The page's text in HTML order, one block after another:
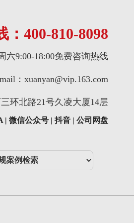
：400-810-8098
六9:00-18:00免费咨询热线
： xuanyan@vip.163.com
环北路21号久凌大厦14层
| 微信公众号 | 抖音 | 公司网盘